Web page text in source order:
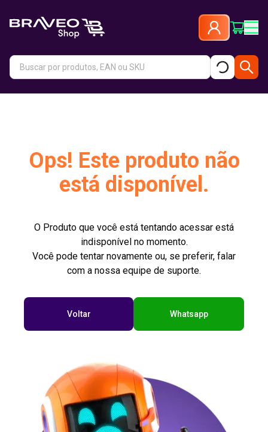
Ops! Este produto não
está disponível.
O Produto que você está tentando acessar está
indisponível no momento.
Você pode tentar novamente ou, se preferir, falar
com a nossa equipe de suporte.
Voltar Whatsapp